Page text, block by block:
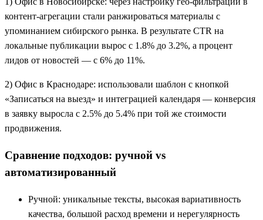
контент‑агрегации стали ранжироваться материалы с
упоминанием сибирского рынка. В результате CTR на
локальные публикации вырос с 1.8% до 3.2%, а процент
лидов от новостей — с 6% до 11%.
2) Офис в Краснодаре: использовали шаблон с кнопкой
«Записаться на выезд» и интеграцией календаря — конверсия
в заявку выросла с 2.5% до 5.4% при той же стоимости
продвижения.
Сравнение подходов: ручной vs
автоматизированный
Ручной: уникальные тексты, высокая вариативность
качества, большой расход времени и нерегулярность